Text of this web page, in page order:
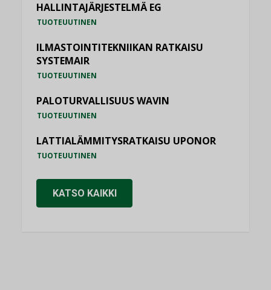
HALLINTAJÄRJESTELMÄ EG
TUOTEUUTINEN
ILMASTOINTITEKNIIKAN RATKAISU
SYSTEMAIR
TUOTEUUTINEN
PALOTURVALLISUUS WAVIN
TUOTEUUTINEN
LATTIALÄMMITYSRATKAISU UPONOR
TUOTEUUTINEN
KATSO KAIKKI